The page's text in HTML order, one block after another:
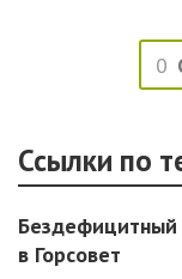
0
Ссылки по
Бездефицитный
в Горсовет